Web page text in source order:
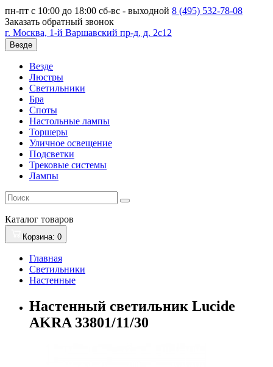
пн-пт с 10:00 до 18:00 сб-вс - выходной 8 (495) 532-78-08
Заказать обратный звонок
г. Москва, 1-й Варшавский пр-д, д. 2с12
Везде
Везде
Люстры
Светильники
Бра
Споты
Настольные лампы
Торшеры
Уличное освещение
Подсветки
Трековые системы
Лампы
Каталог товаров
Корзина: 0
Главная
Светильники
Настенные
Настенный светильник Lucide
AKRA 33801/11/30